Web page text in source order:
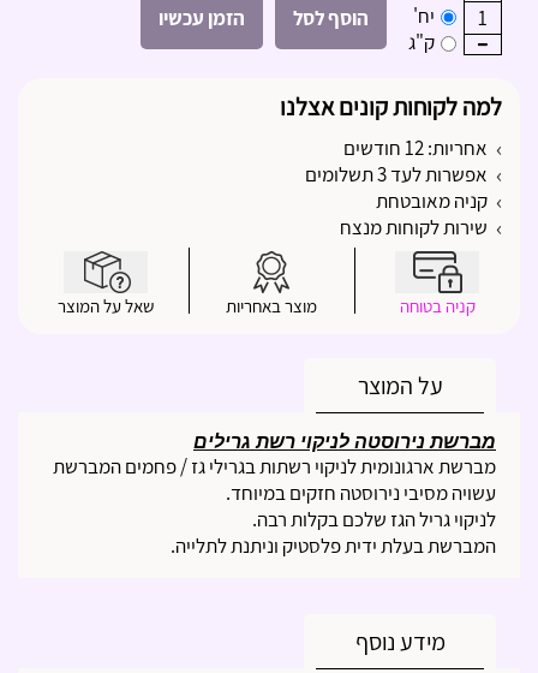
1
יח'
ק"ג
הוסף לסל הזמן עכשיו
למה לקוחות קונים אצלנו
אחריות: 12 חודשים
אפשרות לעד 3 תשלומים
קניה מאובטחת
שירות לקוחות מנצח
קניה בטוחה מוצר באחריות שאל על המוצר
על המוצר
מברשת נירוסטה לניקוי רשת גרילים
מברשת ארגונומית לניקוי רשתות בגרילי גז / פחמים המברשת
עשויה מסיבי נירוסטה חזקים במיוחד.
לניקוי גריל הגז שלכם בקלות רבה.
המברשת בעלת ידית פלסטיק וניתנת לתלייה.
מידע נוסף